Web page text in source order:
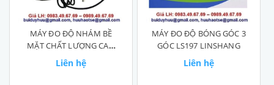
MÁY ĐO ĐỘ NHÁM BỀ
MẶT CHẤT LƯỢNG CAO
SRT-6210S
Liên hệ
MÁY ĐO ĐỘ BÓNG GÓC 3
GÓC LS197 LINSHANG
Liên hệ